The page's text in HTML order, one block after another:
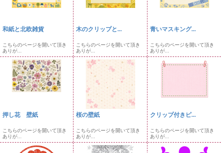
和紙と北欧雑貨
こちらのページを開いて頂き
ありが...
木のクリップと...
こちらのページを開いて頂き
ありが...
青いマスキング...
こちらのページを開いて頂き
ありが...
押し花 壁紙
こちらのページを開いて頂き
ありが...
桜の壁紙
こちらのページを開いて頂き
ありが...
クリップ付きピ...
こちらのページを開いて頂き
ありが...